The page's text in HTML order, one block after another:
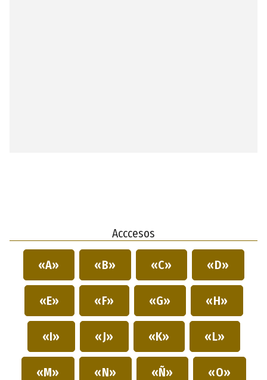
Acccesos
«A» «B» «C» «D»
«E» «F» «G» «H»
«I» «J» «K» «L»
«M» «N» «Ñ» «O»